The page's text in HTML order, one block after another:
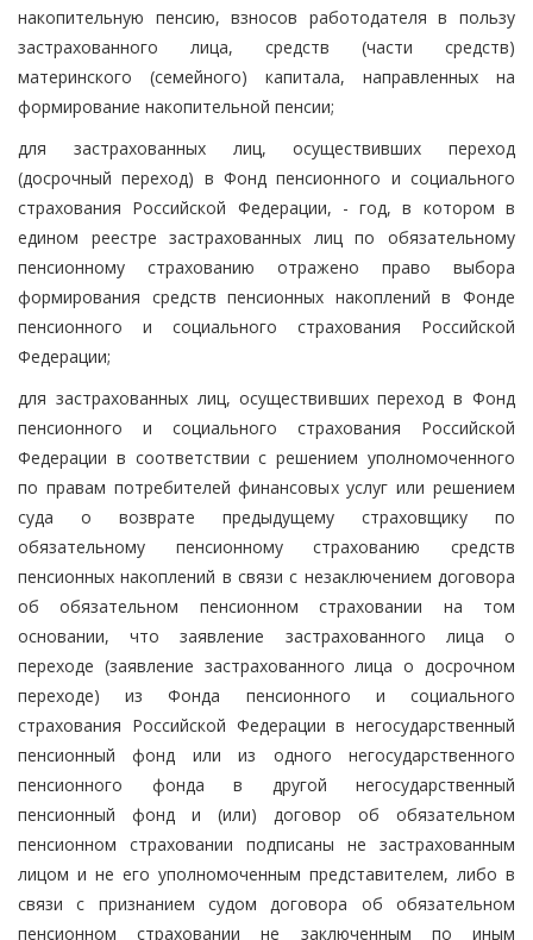
накопительную пенсию, взносов работодателя в пользу
застрахованного лица, средств (части средств)
материнского (семейного) капитала, направленных на
формирование накопительной пенсии;
для застрахованных лиц, осуществивших переход
(досрочный переход) в Фонд пенсионного и социального
страхования Российской Федерации, - год, в котором в
едином реестре застрахованных лиц по обязательному
пенсионному страхованию отражено право выбора
формирования средств пенсионных накоплений в Фонде
пенсионного и социального страхования Российской
Федерации;
для застрахованных лиц, осуществивших переход в Фонд
пенсионного и социального страхования Российской
Федерации в соответствии с решением уполномоченного
по правам потребителей финансовых услуг или решением
суда о возврате предыдущему страховщику по
обязательному пенсионному страхованию средств
пенсионных накоплений в связи с незаключением договора
об обязательном пенсионном страховании на том
основании, что заявление застрахованного лица о
переходе (заявление застрахованного лица о досрочном
переходе) из Фонда пенсионного и социального
страхования Российской Федерации в негосударственный
пенсионный фонд или из одного негосударственного
пенсионного фонда в другой негосударственный
пенсионный фонд и (или) договор об обязательном
пенсионном страховании подписаны не застрахованным
лицом и не его уполномоченным представителем, либо в
связи с признанием судом договора об обязательном
пенсионном страховании не заключенным по иным